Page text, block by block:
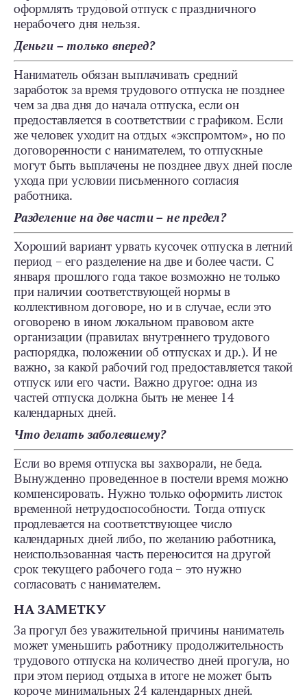
оформлять трудовой отпуск с праздничного
нерабочего дня нельзя.
Деньги – только вперед?
Наниматель обязан выплачивать средний
заработок за время трудового отпуска не позднее
чем за два дня до начала отпуска, если он
предоставляется в соответствии с графиком. Если
же человек уходит на отдых «экспромтом», но по
договоренности с нанимателем, то отпускные
могут быть выплачены не позднее двух дней после
ухода при условии письменного согласия
работника.
Разделение на две части – не предел?
Хороший вариант урвать кусочек отпуска в летний
период – его разделение на две и более части. С
января прошлого года такое возможно не только
при наличии соответствующей нормы в
коллективном договоре, но и в случае, если это
оговорено в ином локальном правовом акте
организации (правилах внутреннего трудового
распорядка, положении об отпусках и др.). И не
важно, за какой рабочий год предоставляется такой
отпуск или его части. Важно другое: одна из
частей отпуска должна быть не менее 14
календарных дней.
Что делать заболевшему?
Если во время отпуска вы захворали, не беда.
Вынужденно проведенное в постели время можно
компенсировать. Нужно только оформить листок
временной нетрудоспособности. Тогда отпуск
продлевается на соответствующее число
календарных дней либо, по желанию работника,
неиспользованная часть переносится на другой
срок текущего рабочего года – это нужно
согласовать с нанимателем.
НА ЗАМЕТКУ
За прогул без уважительной причины наниматель
может уменьшить работнику продолжительность
трудового отпуска на количество дней прогула, но
при этом период отдыха в итоге не может быть
короче минимальных 24 календарных дней.